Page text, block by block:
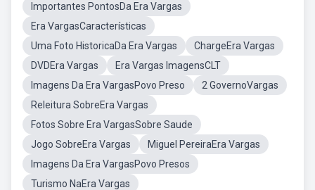
Importantes PontosDa Era Vargas
Era VargasCaracterísticas
Uma Foto HistoricaDa Era Vargas
ChargeEra Vargas
DVDEra Vargas
Era Vargas ImagensCLT
Imagens Da Era VargasPovo Preso
2 GovernoVargas
Releitura SobreEra Vargas
Fotos Sobre Era VargasSobre Saude
Jogo SobreEra Vargas
Miguel PereiraEra Vargas
Imagens Da Era VargasPovo Presos
Turismo NaEra Vargas